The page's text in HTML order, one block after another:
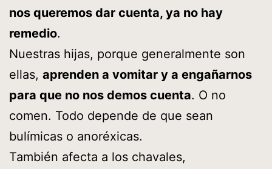
nos queremos dar cuenta, ya no hay
remedio.
Nuestras hijas, porque generalmente son
ellas, aprenden a vomitar y a engañarnos
para que no nos demos cuenta. O no
comen. Todo depende de que sean
bulímicas o anoréxicas.
También afecta a los chavales,